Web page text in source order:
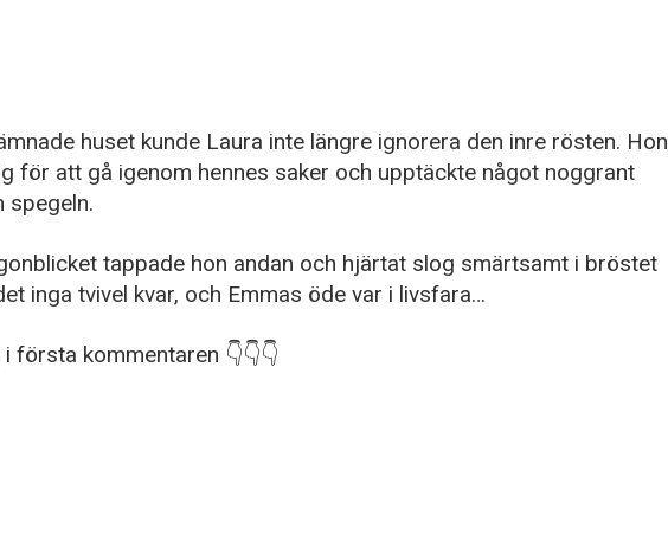
huset kunde Laura inte längre ignorera den inre rösten. Hon
för att gå igenom hennes saker och upptäckte något noggrant
spegeln.
tappade hon andan och hjärtat slog smärtsamt i bröstet
inga tvivel kvar, och Emmas öde var i livsfara…
första kommentaren 👇👇👇